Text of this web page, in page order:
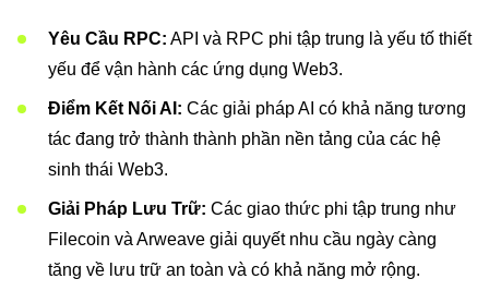
Yêu Cầu RPC: API và RPC phi tập trung là yếu tố thiết
yếu để vận hành các ứng dụng Web3.
Điểm Kết Nối AI: Các giải pháp AI có khả năng tương
tác đang trở thành thành phần nền tảng của các hệ
sinh thái Web3.
Giải Pháp Lưu Trữ: Các giao thức phi tập trung như
Filecoin và Arweave giải quyết nhu cầu ngày càng
tăng về lưu trữ an toàn và có khả năng mở rộng.